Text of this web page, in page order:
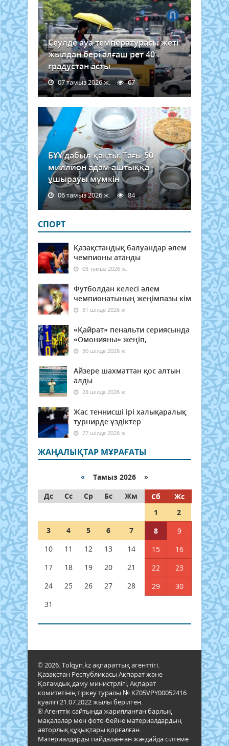
Сеулде ауа температурасы жеті
жылдан бері алғаш рет 40
градустан асты
07 тамыз 2026 ж. 67
БҰҰ дабыл қақты: Тағы 50
миллион адам аштыққа
ұшырауы мүмкін
06 тамыз 2026 ж. 84
СПОРТ
Қазақстандық балуандар әлем
чемпионы атанды
03 тамыз 2026 ж.
Футболдан келесі әлем
чемпионатының жеңімпазы кім
31 шілде 2026 ж.
«Қайрат» пенальти сериясында
«Омонияны» жеңіп,
30 шілде 2026 ж.
Айзере шахматтан қос алтын
алды
28 шілде 2026 ж.
Жас теннисші ірі халықаралық
турнирде үздіктер
27 шілде 2026 ж.
ЖАҢАЛЫҚТАР МҰРАҒАТЫ
« Тамыз 2026 »
Дс
Сс Ср Бс Жм Сб
Жс
1
2
3
4 5 6 7 8
9
10
11 12 13 14 15
16
17
18 19 20 21 22
23
24
25 26 27 28 29
30
31
© 2026. Tolqyn.kz ақпараттық агенттігі.
Қазақстан Республикасы Ақпарат және
Қоғамдық даму министрлігі, Ақпарат
комитетінің тіркеу туралы № KZ05VPY00052416
куәлігі 21.07.2022 жылы берілген.
® Агенттік сайтында жарияланған барлық
мақалалар мен фото-бейне материалдардың
авторлық құқықтары қорғалған.
Материалдарды пайдаланған жағдайда сілтеме